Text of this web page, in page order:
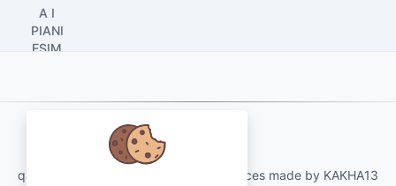
qartvelo.com free online tools and services made by KAKHA13